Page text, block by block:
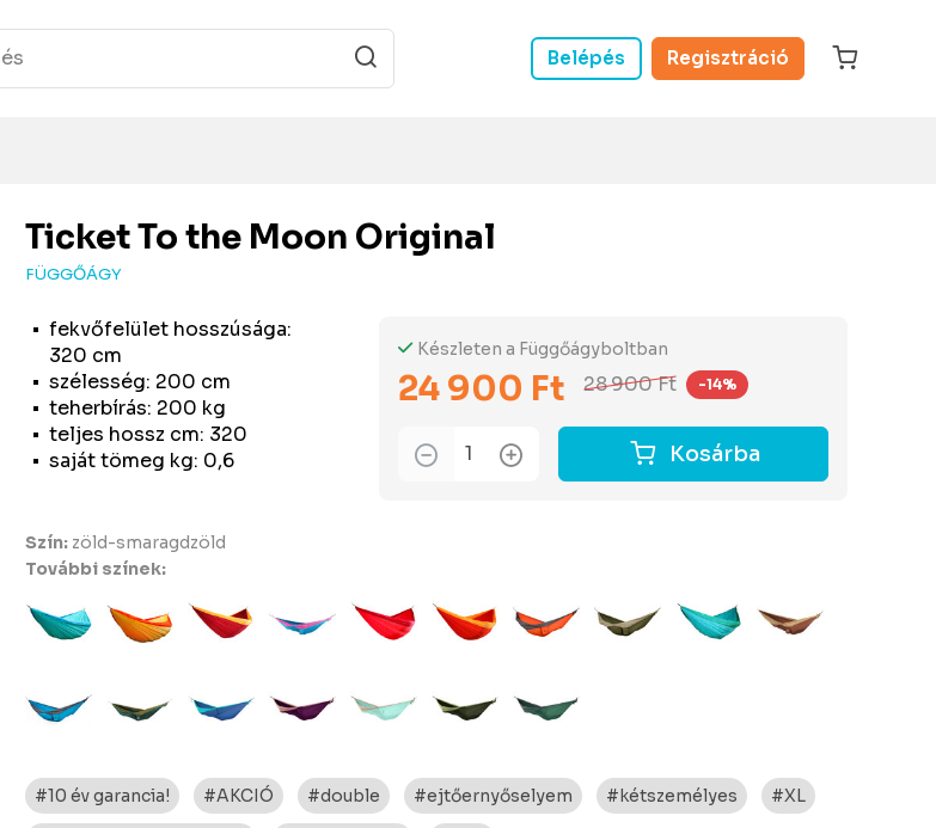
Belépés Regisztráció
Ticket To the Moon Original
FÜGGŐÁGY
fekvőfelület hosszúsága:
320 cm
szélesség: 200 cm
teherbírás: 200 kg
teljes hossz cm: 320
saját tömeg kg: 0,6
Készleten a Függőágyboltban
24 900 Ft 28 900 Ft -14%
Kosárba
Szín: zöld-smaragdzöld
További színek:
#10 év garancia! #AKCIÓ #double #ejtőernyőselyem #kétszemélyes #XL